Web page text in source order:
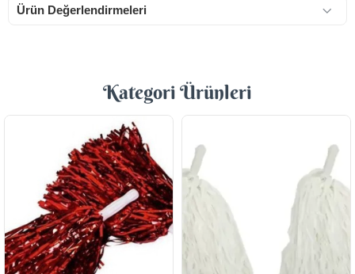
Ürün Değerlendirmeleri
Kategori Ürünleri